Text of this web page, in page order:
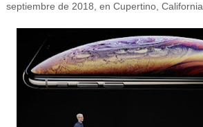
septiembre de 2018, en Cupertino, California.